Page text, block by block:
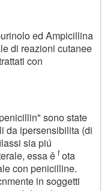
ed Ampicillina
di reazioni cutanee
con
sono state
da ipersensibilita (di
sia piú
essa ě f ota
con penicilline.
in soggetti